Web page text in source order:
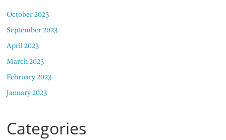
October 2023
September 2023
April 2023
March 2023
February 2023
January 2023
Categories